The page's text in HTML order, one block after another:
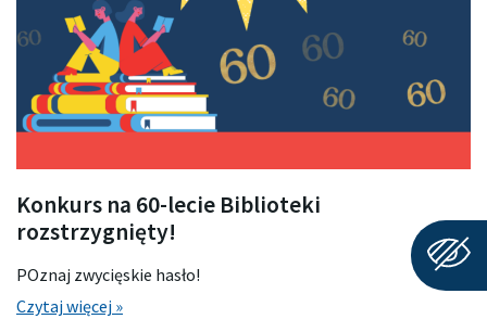
Konkurs na 60-lecie Biblioteki
rozstrzygnięty!
POznaj zwycięskie hasło!
Czytaj więcej »